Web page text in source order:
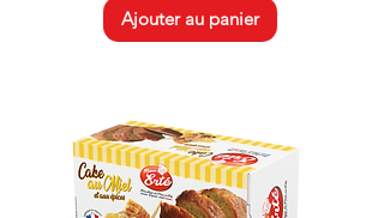
Ajouter au panier